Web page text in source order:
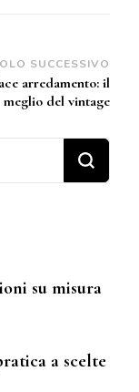
SUCCESSIVO
arredamento: il
meglio del vintage
su misura
a scelte